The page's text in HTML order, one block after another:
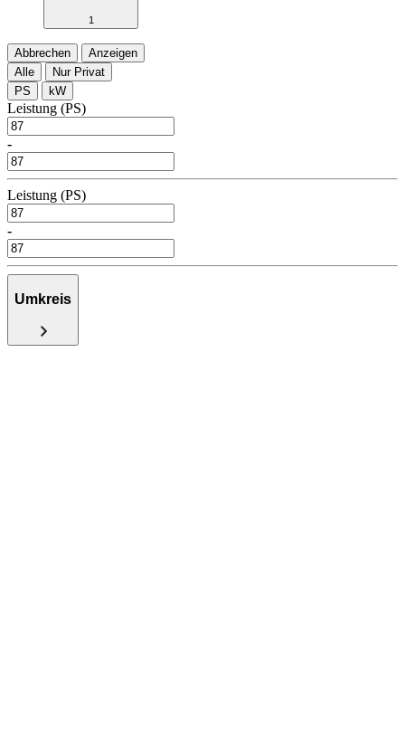
1
Abbrechen
Anzeigen
Alle
Nur Privat
PS
kW
Leistung (PS)
-
Leistung (PS)
-
Umkreis